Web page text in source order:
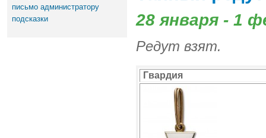
письмо администратору
подсказки
28 января - 1
Редут взят.
Гвардия